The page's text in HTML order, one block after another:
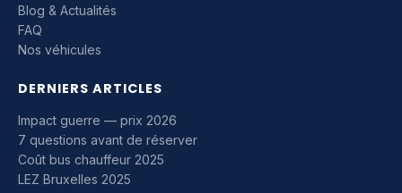
Blog & Actualités
FAQ
Nos véhicules
DERNIERS ARTICLES
Impact guerre — prix 2026
7 questions avant de réserver
Coût bus chauffeur 2025
LEZ Bruxelles 2025